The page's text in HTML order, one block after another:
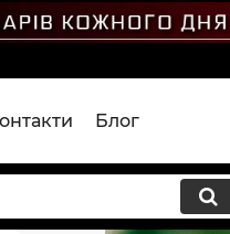
Блог